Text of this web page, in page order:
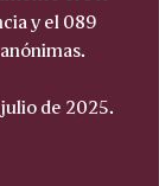
y el 089
de 2025.